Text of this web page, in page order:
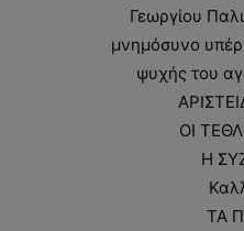
Γεωργίου
μνημόσυνο
ψυχής του
ΟΙ
Η
ΤΑ